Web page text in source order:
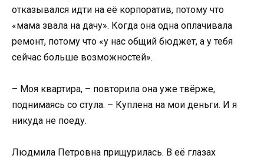
отказывался идти на её корпоратив, потому что
«мама звала на дачу». Когда она одна оплачивала
ремонт, потому что «у нас общий бюджет, а у тебя
сейчас больше возможностей».
– Моя квартира, – повторила она уже твёрже,
поднимаясь со стула. – Куплена на мои деньги. И я
никуда не поеду.
Людмила Петровна прищурилась. В её глазах